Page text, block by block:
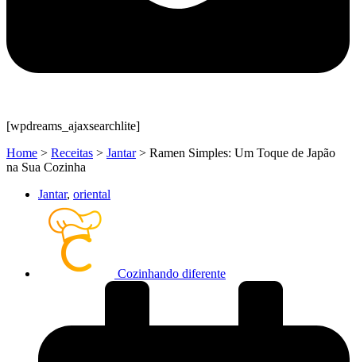
[wpdreams_ajaxsearchlite]
Home > Receitas > Jantar> Ramen Simples: Um Toque de Japão
na Sua Cozinha
Jantar, oriental
Cozinhando diferente